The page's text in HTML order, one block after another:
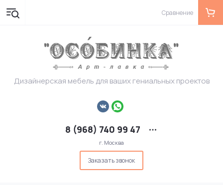
Дизайнерская мебель для ваших гениальных проектов
8 (968) 740 99 47
г. Москва
Заказать звонок
Сравнение